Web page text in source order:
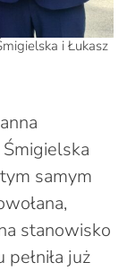
i Łukasz
Śmigielska
samym
stanowisko
już